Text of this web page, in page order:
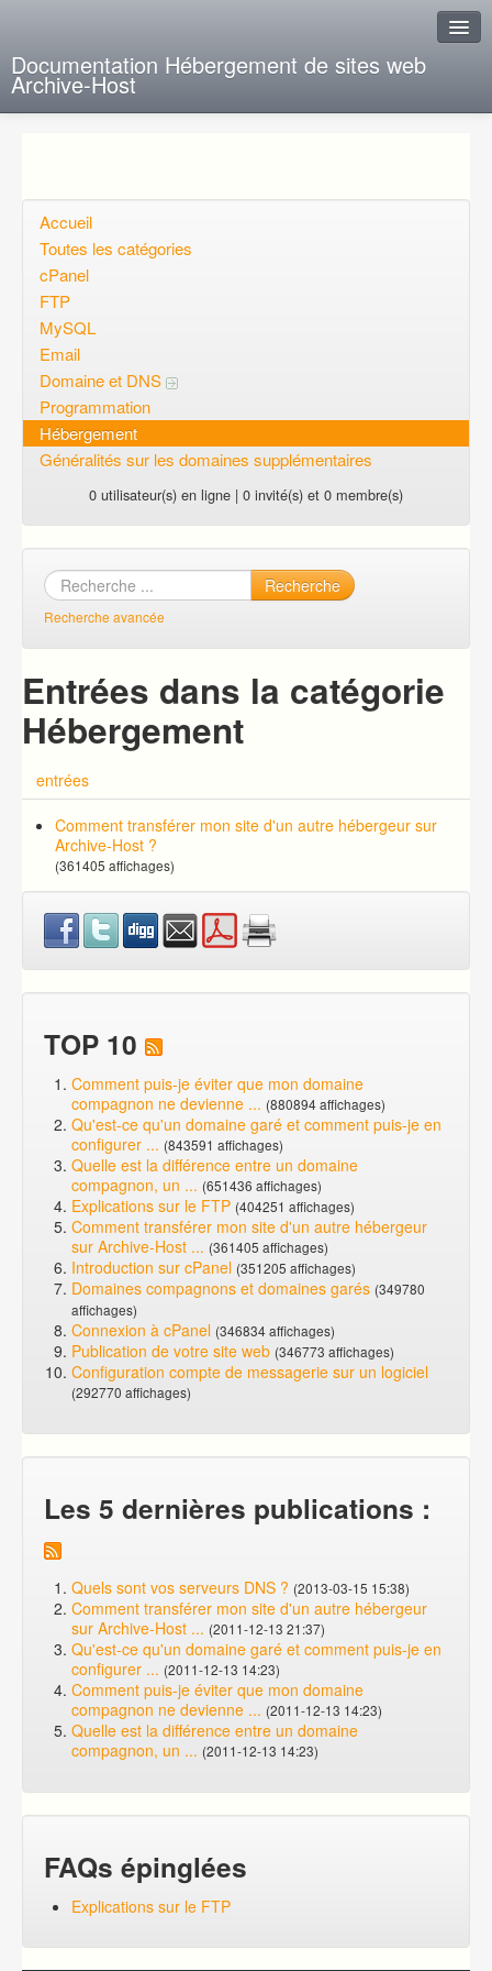
Documentation Hébergement de sites web
Archive-Host
Questions ouvertes
Voulez-vous vous inscrire?
Connexion
Accueil
Toutes les catégories
cPanel
FTP
MySQL
Email
Domaine et DNS
Programmation
Hébergement
Généralités sur les domaines supplémentaires
0 utilisateur(s) en ligne | 0 invité(s) et 0 membre(s)
Recherche
Recherche avancée
Entrées dans la catégorie
Hébergement
entrées
Comment transférer mon site d'un autre hébergeur sur
Archive-Host ?
(361405 affichages)
TOP 10
Comment puis-je éviter que mon domaine
compagnon ne devienne ... (880894 affichages)
Qu'est-ce qu'un domaine garé et comment puis-je en
configurer ... (843591 affichages)
Quelle est la différence entre un domaine
compagnon, un ... (651436 affichages)
Explications sur le FTP (404251 affichages)
Comment transférer mon site d'un autre hébergeur
sur Archive-Host ... (361405 affichages)
Introduction sur cPanel (351205 affichages)
Domaines compagnons et domaines garés (349780
affichages)
Connexion à cPanel (346834 affichages)
Publication de votre site web (346773 affichages)
Configuration compte de messagerie sur un logiciel
(292770 affichages)
Les 5 dernières publications :
Quels sont vos serveurs DNS ? (2013-03-15 15:38)
Comment transférer mon site d'un autre hébergeur
sur Archive-Host ... (2011-12-13 21:37)
Qu'est-ce qu'un domaine garé et comment puis-je en
configurer ... (2011-12-13 14:23)
Comment puis-je éviter que mon domaine
compagnon ne devienne ... (2011-12-13 14:23)
Quelle est la différence entre un domaine
compagnon, un ... (2011-12-13 14:23)
FAQs épinglées
Explications sur le FTP